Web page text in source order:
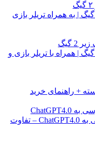
۱۰ بازی پیشنهادی برای رم زیر ۲ گیگ | به همراه تریلر بازی
۱۰ بازی پیشنهادی برای رم زیر ۴ گیگ | همراه با تریلر بازی و
GPT-4 معرفی شد، نحوه دسترسی به ChatGPT4.0 – تفاوت